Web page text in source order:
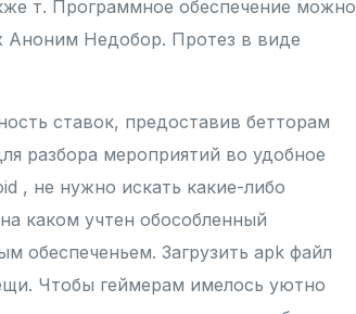
т. Программное обеспечение можно
Аноним Недобор. Протез в виде
ставок, предоставив бетторам
разбора мероприятий во удобное
, не нужно искать какие-либо
каком учтен обособленный
обеспеченьем. Загрузить apk файл
Чтобы геймерам имелось уютно